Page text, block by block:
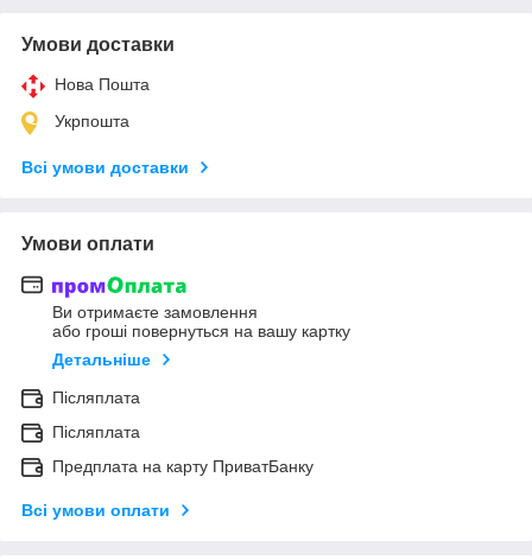
Умови доставки
Нова Пошта
Укрпошта
Всі умови доставки
Умови оплати
Ви отримаєте замовлення
або гроші повернуться на вашу картку
Детальніше
Післяплата
Післяплата
Предплата на карту ПриватБанку
Всі умови оплати